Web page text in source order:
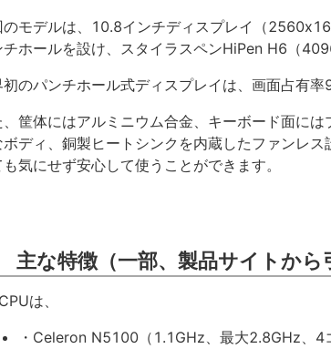
のモデルは、10.8インチディスプレイ（
チホールを設け、スタイラスペンHiPen H6（
のパンチホール式ディスプレイは、画面占有率
、筐体にはアルミニウム合金、キーボード面に
ボディ、銅製ヒートシンクを内蔵したファンレ
も気にせず安心して使うことができます。
主な特徴（一部、製品サイトから
は、
・Celeron N5100（1.1GHz、最大2.8GHz、4